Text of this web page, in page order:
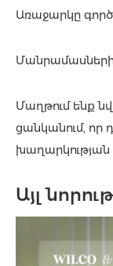
Առաջարկը
Մաղթում ենք
ցանկանում, որ
խաղարկության
Այլ